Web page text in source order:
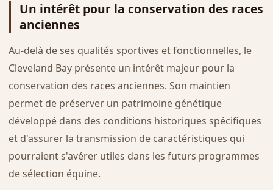
Un intérêt pour la conservation des races
anciennes
Au-delà de ses qualités sportives et fonctionnelles, le
Cleveland Bay présente un intérêt majeur pour la
conservation des races anciennes. Son maintien
permet de préserver un patrimoine génétique
développé dans des conditions historiques spécifiques
et d'assurer la transmission de caractéristiques qui
pourraient s'avérer utiles dans les futurs programmes
de sélection équine.